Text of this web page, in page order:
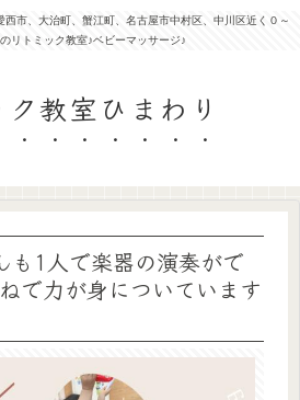
市、大治町、蟹江町、名古屋市中村区、中川区近く０～
リトミック教室♪ベビーマッサージ♪
ク教室ひまわり
も1人で楽器の演奏がで
で力が身についています